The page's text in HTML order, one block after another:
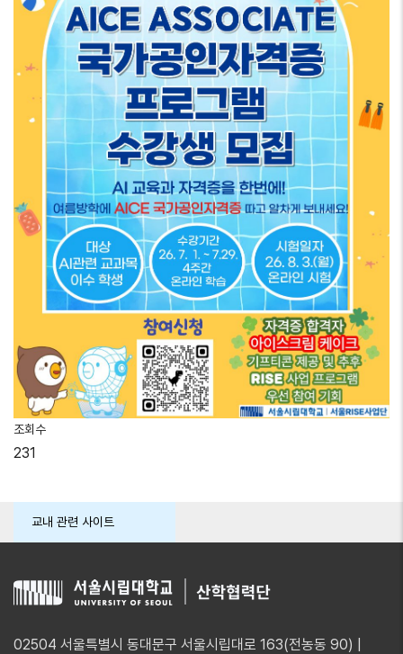
조회수
231
교내 관련 사이트
02504 서울특별시 동대문구 서울시립대로 163(전농동 90) |